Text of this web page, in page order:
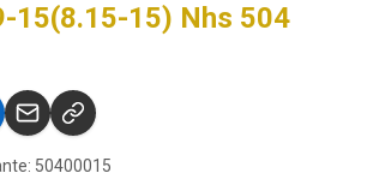
15(8.15-15) Nhs 504
50400015